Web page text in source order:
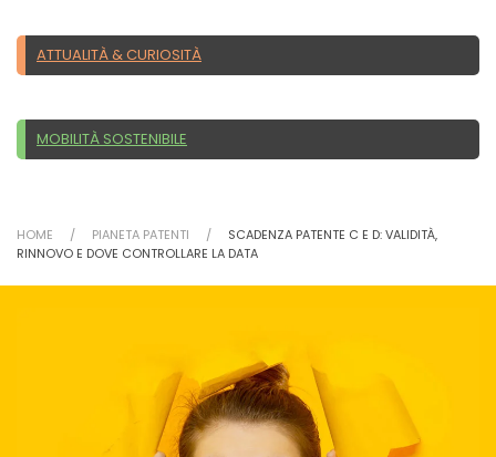
ATTUALITÀ & CURIOSITÀ
MOBILITÀ SOSTENIBILE
HOME PIANETA PATENTI
SCADENZA PATENTE C E D: VALIDITÀ,
RINNOVO E DOVE CONTROLLARE LA DATA